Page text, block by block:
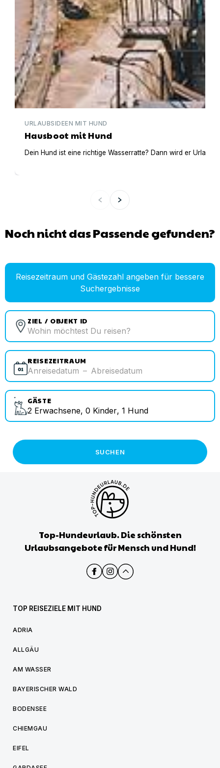
URLAUBSIDEEN MIT HUND
Hausboot mit Hund
Dein Hund ist eine richtige Wasserratte? Dann wird er
Noch nicht das Passende gefunden?
Reisezeitraum und Gästezahl angeben für bessere
Suchergebnisse
ZIEL / OBJEKT ID
REISEZEITRAUM
Anreisedatum – Abreisedatum
GÄSTE
2 Erwachsene, 0 Kinder, 1 Hund
SUCHEN
Top-Hundeurlaub. Die schönsten
Urlaubsangebote für Mensch und Hund!
TOP REISEZIELE MIT HUND
ADRIA
ALLGÄU
AM WASSER
BAYERISCHER WALD
BODENSEE
CHIEMGAU
EIFEL